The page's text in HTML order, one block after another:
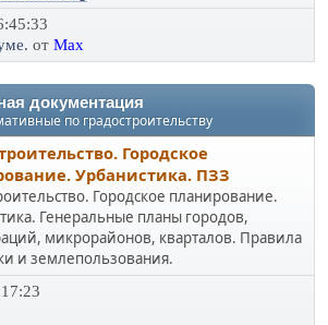
от Max
документация
по градостроительству
Городское
Урбанистика. ПЗЗ
Городское планирование.
Генеральные планы городов,
микрорайонов, кварталов. Правила
и землепользования.